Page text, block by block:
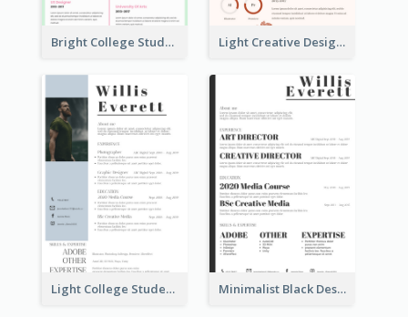
Bright College Student Designer Resume Light Creative Designer Resume
Light College Student Resume Minimalist Black Designer Resume